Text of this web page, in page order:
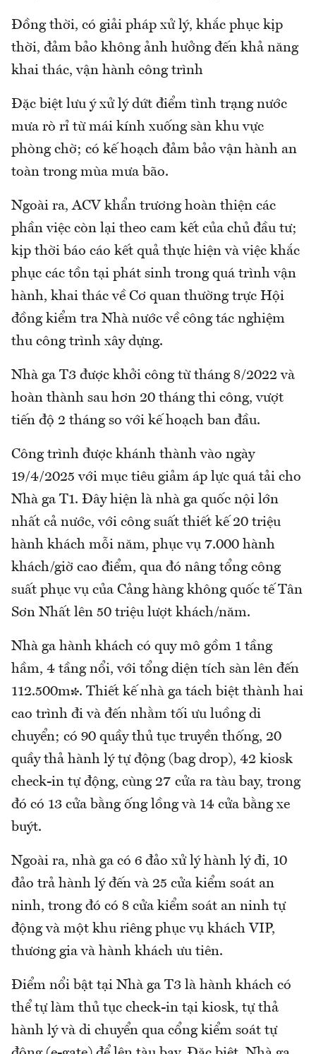
Đồng thời, có giải pháp xử lý, khắc phục kịp
thời, đảm bảo không ảnh hưởng đến khả năng
khai thác, vận hành công trình
Đặc biệt lưu ý xử lý dứt điểm tình trạng nước
mưa rò rỉ từ mái kính xuống sàn khu vực
phòng chờ; có kế hoạch đảm bảo vận hành an
toàn trong mùa mưa bão.
Ngoài ra, ACV khẩn trương hoàn thiện các
phần việc còn lại theo cam kết của chủ đầu tư;
kịp thời báo cáo kết quả thực hiện và việc khắc
phục các tồn tại phát sinh trong quá trình vận
hành, khai thác về Cơ quan thường trực Hội
đồng kiểm tra Nhà nước về công tác nghiệm
thu công trình xây dựng.
Nhà ga T3 được khởi công từ tháng 8/2022 và
hoàn thành sau hơn 20 tháng thi công, vượt
tiến độ 2 tháng so với kế hoạch ban đầu.
Công trình được khánh thành vào ngày
19/4/2025 với mục tiêu giảm áp lực quá tải cho
Nhà ga T1. Đây hiện là nhà ga quốc nội lớn
nhất cả nước, với công suất thiết kế 20 triệu
hành khách mỗi năm, phục vụ 7.000 hành
khách/giờ cao điểm, qua đó nâng tổng công
suất phục vụ của Cảng hàng không quốc tế Tân
Sơn Nhất lên 50 triệu lượt khách/năm.
Nhà ga hành khách có quy mô gồm 1 tầng
hầm, 4 tầng nổi, với tổng diện tích sàn lên đến
112.500m². Thiết kế nhà ga tách biệt thành hai
cao trình đi và đến nhằm tối ưu luồng di
chuyển; có 90 quầy thủ tục truyền thống, 20
quầy thả hành lý tự động (bag drop), 42 kiosk
check-in tự động, cùng 27 cửa ra tàu bay, trong
đó có 13 cửa bằng ống lồng và 14 cửa bằng xe
buýt.
Ngoài ra, nhà ga có 6 đảo xử lý hành lý đi, 10
đảo trả hành lý đến và 25 cửa kiểm soát an
ninh, trong đó có 8 cửa kiểm soát an ninh tự
động và một khu riêng phục vụ khách VIP,
thương gia và hành khách ưu tiên.
Điểm nổi bật tại Nhà ga T3 là hành khách có
thể tự làm thủ tục check-in tại kiosk, tự thả
hành lý và di chuyển qua cổng kiểm soát tự